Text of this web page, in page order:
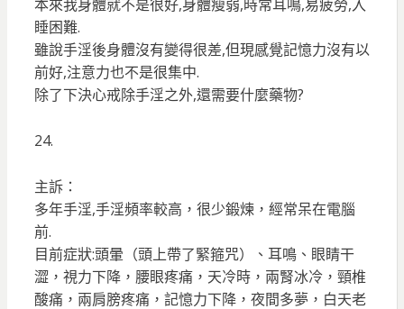
本來我身體就不是很好,身體瘦弱,時常耳鳴,易疲勞,入
睡困難.
雖說手淫後身體沒有變得很差,但現感覺記憶力沒有以
前好,注意力也不是很集中.
除了下決心戒除手淫之外,還需要什麼藥物?
24.
主訴：
多年手淫,手淫頻率較高，很少鍛煉，經常呆在電腦
前.
目前症狀:頭暈（頭上帶了緊箍咒）、耳鳴、眼睛干
澀，視力下降，腰眼疼痛，天冷時，兩腎冰冷，頸椎
酸痛，兩肩膀疼痛，記憶力下降，夜間多夢，白天老